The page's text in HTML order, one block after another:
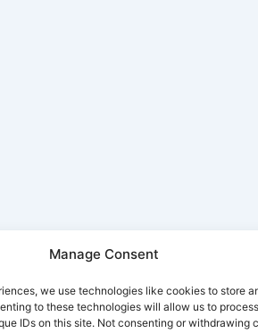
Manage Consent
we use technologies like cookies to store
to these technologies will allow us to
IDs on this site. Not consenting or withdrawing